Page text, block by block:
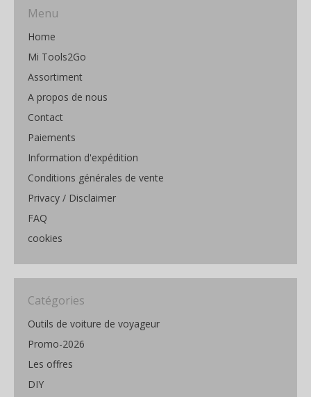
Menu
Home
Mi Tools2Go
Assortiment
A propos de nous
Contact
Paiements
Information d'expédition
Conditions générales de vente
Privacy / Disclaimer
FAQ
cookies
Catégories
Outils de voiture de voyageur
Promo-2026
Les offres
DIY